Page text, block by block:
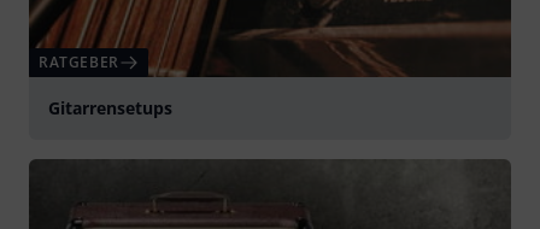
RATGEBER
Gitarrensetups